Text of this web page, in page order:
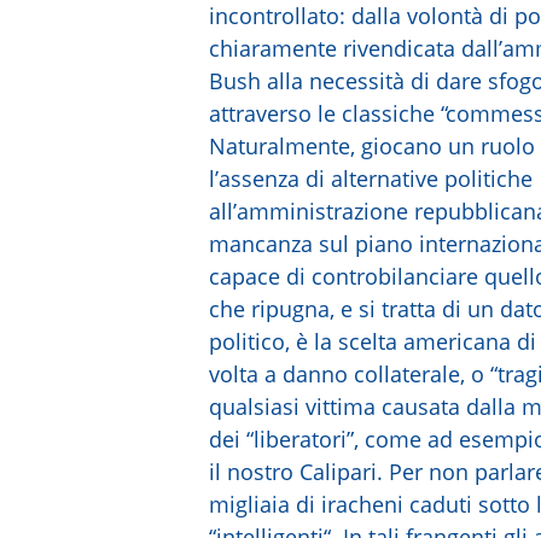
incontrollato: dalla volontà di
chiaramente rivendicata
Bush alla necessità di dare
attraverso le classiche
Naturalmente, giocano un ruolo
l’assenza di alternative politiche
all’amministrazione
mancanza sul piano
capace di controbilanciare
che ripugna, e si tratta di un
politico, è la scelta americana
volta a danno collaterale, o
qualsiasi vittima causata dalla
dei “liberatori”, come ad
il nostro Calipari. Per non
migliaia di iracheni caduti sotto